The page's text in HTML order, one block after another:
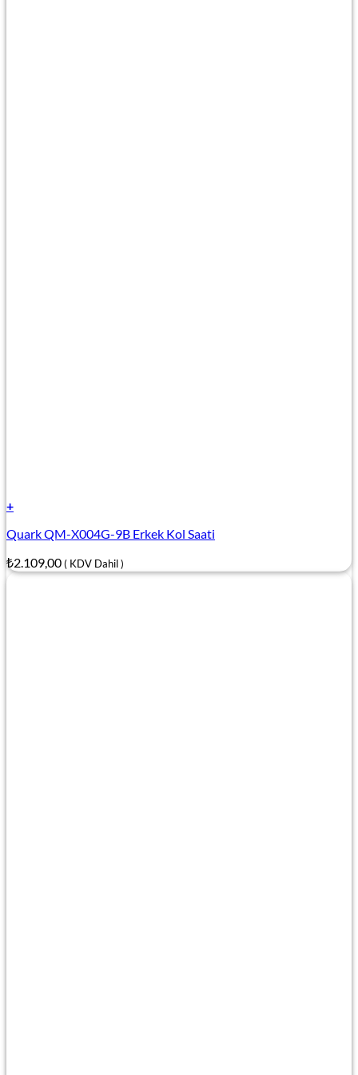
+
Quark QM-X004G-9B Erkek Kol Saati
₺2.109,00( KDV Dahil )